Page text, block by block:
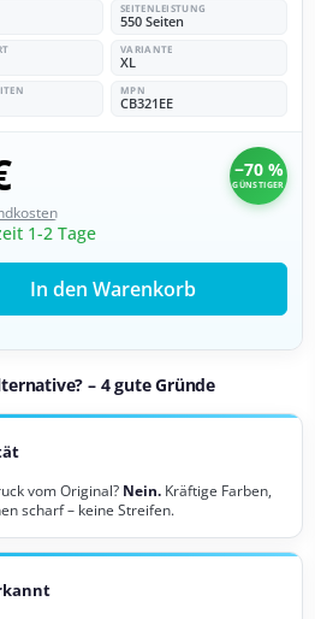
SEITENLEISTUNG
550 Seiten
VARIANTE
XL
MPN
CB321EE
−70 %
GÜNSTIGER
1-2 Tage
Gib den gewünschten
In den Warenkorb
– 4 gute Gründe
vom Original? Nein. Kräftige Farben,
scharf – keine Streifen.